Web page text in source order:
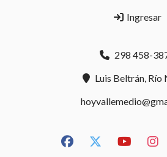
Ingresar
298 458-
Luis Beltrán, Río